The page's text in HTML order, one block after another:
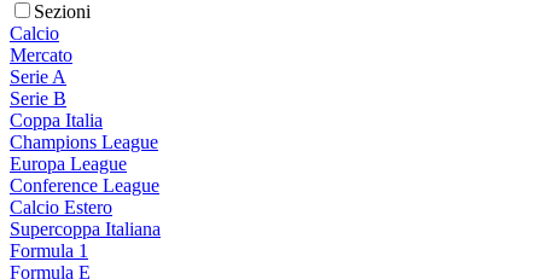
Sezioni
Calcio
Mercato
Serie A
Serie B
Coppa Italia
Champions League
Europa League
Conference League
Calcio Estero
Supercoppa Italiana
Formula 1
Formula E